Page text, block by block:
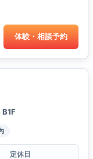
体験・相談予約
定休日